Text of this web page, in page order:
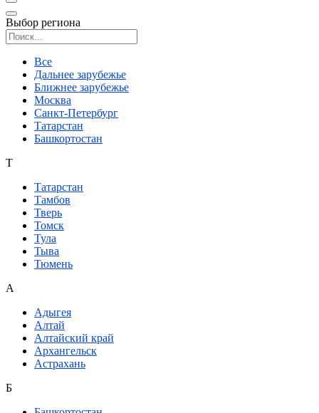
Выбор региона
Все
Дальнее зарубежье
Ближнее зарубежье
Москва
Санкт-Петербург
Татарстан
Башкортостан
Т
Татарстан
Тамбов
Тверь
Томск
Тула
Тыва
Тюмень
А
Адыгея
Алтай
Алтайский край
Архангельск
Астрахань
Б